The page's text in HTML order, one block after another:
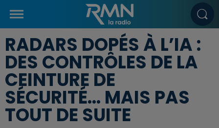
RADARS DOPÉS À L’IA :
DES CONTRÔLES DE LA
CEINTURE DE
SÉCURITÉ… MAIS PAS
TOUT DE SUITE